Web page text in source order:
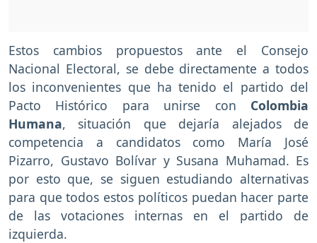
Estos cambios propuestos ante el Consejo
Nacional Electoral, se debe directamente a todos
los inconvenientes que ha tenido el partido del
Pacto Histórico para unirse con Colombia
Humana, situación que dejaría alejados de
competencia a candidatos como María José
Pizarro, Gustavo Bolívar y Susana Muhamad. Es
por esto que, se siguen estudiando alternativas
para que todos estos políticos puedan hacer parte
de las votaciones internas en el partido de
izquierda.